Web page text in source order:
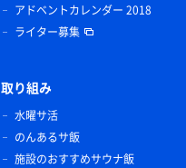
アドベントカレンダー 2018
ライター募集
取り組み
水曜サ活
のんあるサ飯
施設のおすすめサウナ飯